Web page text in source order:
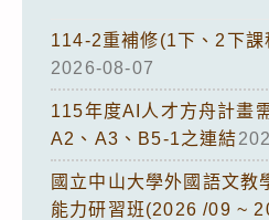
114-2重補修(1下、2下課
2026-08-07
115年度AI人才方舟計畫
A2、A3、B5-1之連結
國立中山大學外國語文教
能力研習班(2026 /09 ~